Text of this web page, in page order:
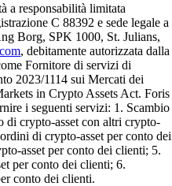
a responsabilità limitata
C 88392 e sede legale a
Borg, SPK 1000, St. Julians,
, debitamente autorizzata dalla
Fornitore di servizi di
2023/1114 sui Mercati dei
in Crypto Assets Act. Foris
i seguenti servizi: 1. Scambio
di crypto-asset con altri crypto-
di crypto-asset per conto dei
asset per conto dei clienti; 5.
per conto dei clienti; 6.
conto dei clienti.